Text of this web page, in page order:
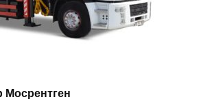
Мосрентген